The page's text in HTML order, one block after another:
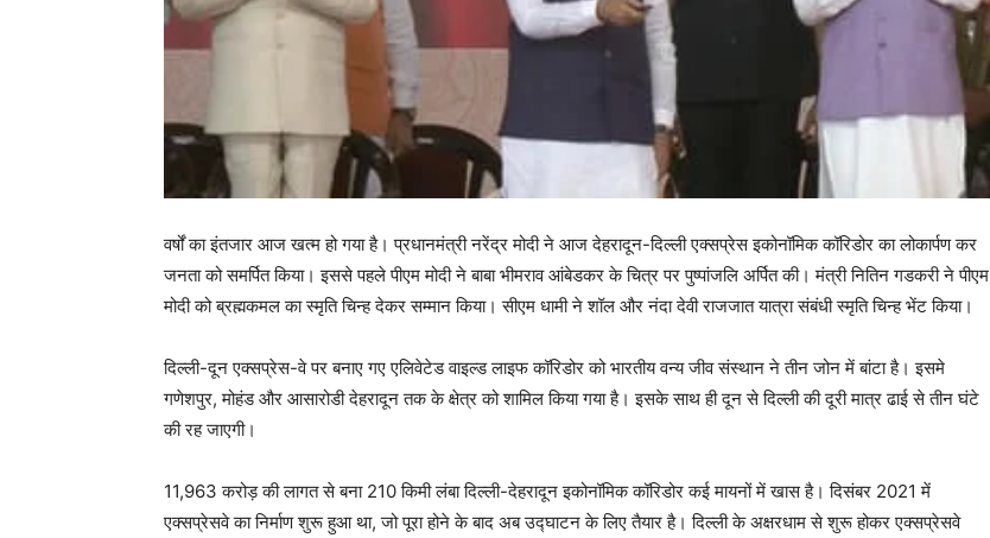
वर्षों का इंतजार आज खत्म हो गया है। प्रधानमंत्री नरेंद्र मोदी ने आज देहरादून-दिल्ली एक्सप्रेस इकोनॉमिक कॉरिडोर का लोकार्पण कर
जनता को समर्पित किया। इससे पहले पीएम मोदी ने बाबा भीमराव आंबेडकर के चित्र पर पुष्पांजलि अर्पित की। मंत्री नितिन गडकरी ने पीएम
मोदी को ब्रह्मकमल का स्मृति चिन्ह देकर सम्मान किया। सीएम धामी ने शॉल और नंदा देवी राजजात यात्रा संबंधी स्मृति चिन्ह भेंट किया।
दिल्ली-दून एक्सप्रेस-वे पर बनाए गए एलिवेटेड वाइल्ड लाइफ कॉरिडोर को भारतीय वन्य जीव संस्थान ने तीन जोन में बांटा है। इसमे
गणेशपुर, मोहंड और आसारोडी देहरादून तक के क्षेत्र को शामिल किया गया है। इसके साथ ही दून से दिल्ली की दूरी मात्र ढाई से तीन घंटे
की रह जाएगी।
11,963 करोड़ की लागत से बना 210 किमी लंबा दिल्ली-देहरादून इकोनॉमिक कॉरिडोर कई मायनों में खास है। दिसंबर 2021 में
एक्सप्रेसवे का निर्माण शुरू हुआ था, जो पूरा होने के बाद अब उद्घाटन के लिए तैयार है। दिल्ली के अक्षरधाम से शुरू होकर एक्सप्रेसवे